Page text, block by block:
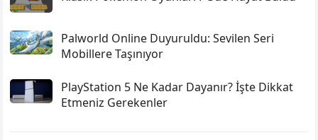
Palworld Online Duyuruldu: Sevilen Seri
Mobillere Taşınıyor
PlayStation 5 Ne Kadar Dayanır? İşte Dikkat
Etmeniz Gerekenler